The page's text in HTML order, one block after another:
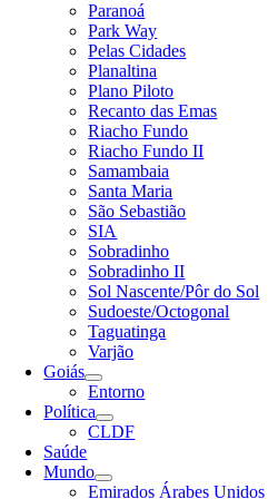
Paranoá
Park Way
Pelas Cidades
Planaltina
Plano Piloto
Recanto das Emas
Riacho Fundo
Riacho Fundo II
Samambaia
Santa Maria
São Sebastião
SIA
Sobradinho
Sobradinho II
Sol Nascente/Pôr do Sol
Sudoeste/Octogonal
Taguatinga
Varjão
Goiás
Entorno
Política
CLDF
Saúde
Mundo
Emirados Árabes Unidos